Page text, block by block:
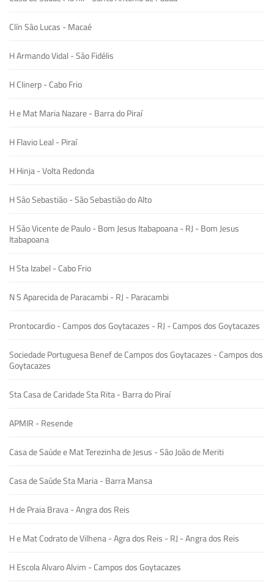
Clín São Lucas - Macaé
H Armando Vidal - São Fidélis
H Clinerp - Cabo Frio
H e Mat Maria Nazare - Barra do Piraí
H Flavio Leal - Piraí
H Hinja - Volta Redonda
H São Sebastião - São Sebastião do Alto
H São Vicente de Paulo - Bom Jesus Itabapoana - RJ - Bom Jesus
Itabapoana
H Sta Izabel - Cabo Frio
N S Aparecida de Paracambi - RJ - Paracambi
Prontocardio - Campos dos Goytacazes - RJ - Campos dos Goytacazes
Sociedade Portuguesa Benef de Campos dos Goytacazes - Campos dos
Goytacazes
Sta Casa de Caridade Sta Rita - Barra do Piraí
APMIR - Resende
Casa de Saúde e Mat Terezinha de Jesus - São João de Meriti
Casa de Saúde Sta Maria - Barra Mansa
H de Praia Brava - Angra dos Reis
H e Mat Codrato de Vilhena - Agra dos Reis - RJ - Angra dos Reis
H Escola Alvaro Alvim - Campos dos Goytacazes